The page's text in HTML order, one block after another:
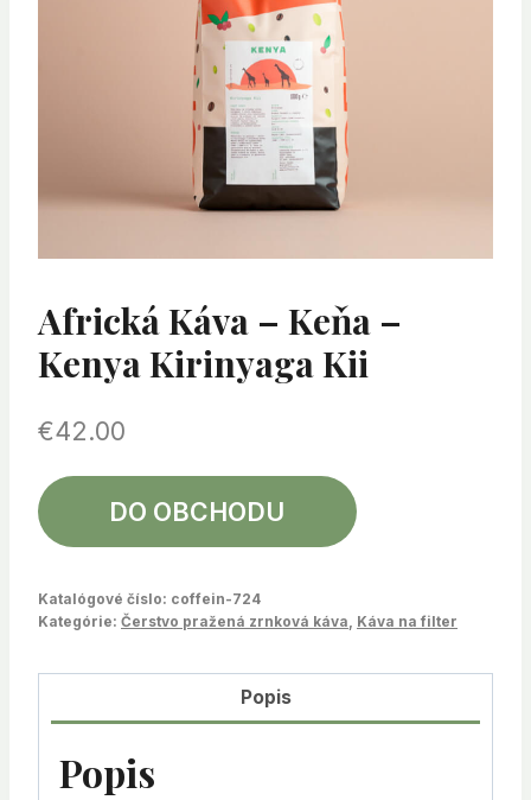
Africká Káva – Keňa –
Kenya Kirinyaga Kii
€42.00
DO OBCHODU
Katalógové číslo: coffein-724
Kategórie: Čerstvo pražená zrnková káva Káva na filter
Popis
Popis